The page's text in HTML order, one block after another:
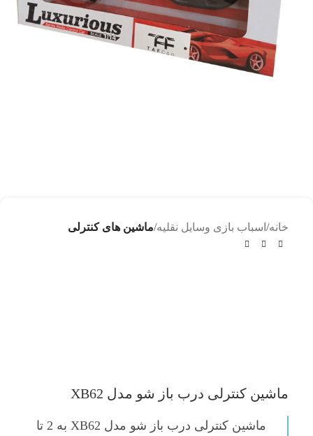
خانه اسباب بازی وسایل نقلیه ماشین های کنترلی
ماشین کنترلی درب باز شو مدل XB62
ماشین کنترلی درب باز شو مدل XB62 به 2 تا